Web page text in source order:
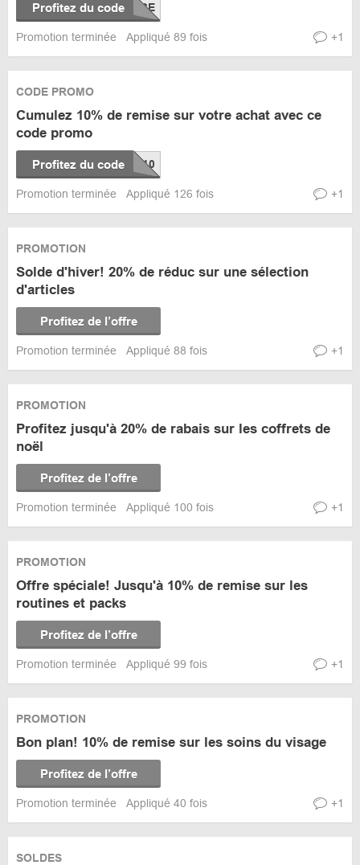
Profitez du code
Promotion terminée Appliqué 89 fois +1
CODE PROMO
Cumulez 10% de remise sur votre achat avec ce
code promo
Profitez du code
Promotion terminée Appliqué 126 fois +1
PROMOTION
Solde d'hiver! 20% de réduc sur une sélection
d'articles
Profitez de l’offre
Promotion terminée Appliqué 88 fois +1
PROMOTION
Profitez jusqu'à 20% de rabais sur les coffrets de
noël
Profitez de l’offre
Promotion terminée Appliqué 100 fois +1
PROMOTION
Offre spéciale! Jusqu'à 10% de remise sur les
routines et packs
Profitez de l’offre
Promotion terminée Appliqué 99 fois +1
PROMOTION
Bon plan! 10% de remise sur les soins du visage
Profitez de l’offre
Promotion terminée Appliqué 40 fois +1
SOLDES